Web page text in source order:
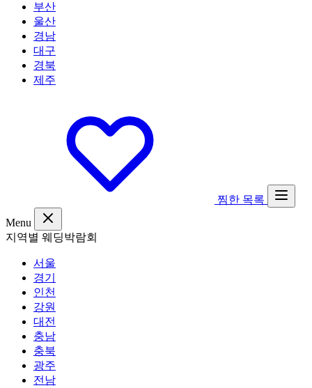
부산
울산
경남
대구
경북
제주
찜한 목록
Menu
지역별 웨딩박람회
서울
경기
인천
강원
대전
충남
충북
광주
전남